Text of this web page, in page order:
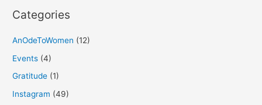
Categories
AnOdeToWomen (12)
Events (4)
Gratitude (1)
Instagram (49)